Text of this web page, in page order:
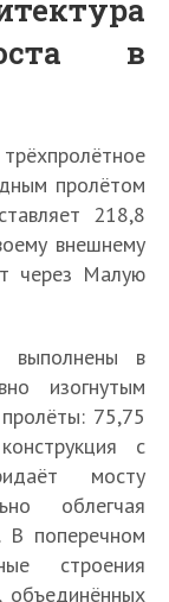
в
пролётом
218,8
внешнему
через Малую
выполнены в
изогнутым
75,75
с
мосту
облегчая
В поперечном
строения
объединённых